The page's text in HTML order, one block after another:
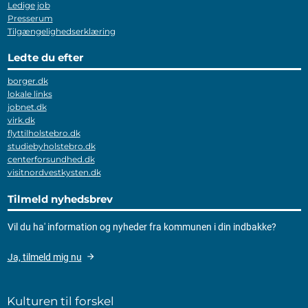
Ledige job
Presserum
Tilgængelighedserklæring
Ledte du efter
borger.dk
lokale links
jobnet.dk
virk.dk
flyttilholstebro.dk
studiebyholstebro.dk
centerforsundhed.dk
visitnordvestkysten.dk
Tilmeld nyhedsbrev
Vil du ha' information og nyheder fra kommunen i din indbakke?
Ja, tilmeld mig nu
Kulturen til forskel